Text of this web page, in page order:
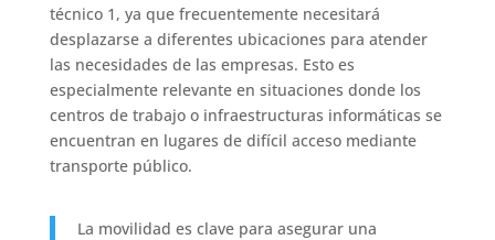
técnico 1, ya que frecuentemente necesitará
desplazarse a diferentes ubicaciones para atender
las necesidades de las empresas. Esto es
especialmente relevante en situaciones donde los
centros de trabajo o infraestructuras informáticas se
encuentran en lugares de difícil acceso mediante
transporte público.
La movilidad es clave para asegurar una